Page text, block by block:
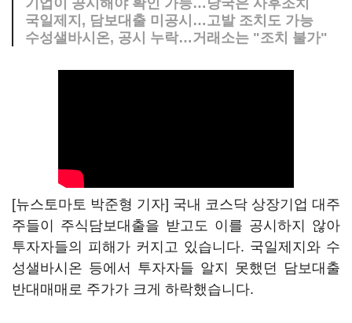
기업이 공시해야 확인 가능…당국은 사후조치
국일제지, 담보대출 미공시…고발 조치도 가능
수성샐바시온, 공시 누락…거래소는 "조치 불가"
[뉴스토마토 박준형 기자] 국내 코스닥 상장기업 대주
주들이 주식담보대출을 받고도 이를 공시하지 않아
투자자들의 피해가 커지고 있습니다. 국일제지와 수
성샐바시온 등에서 투자자들 알지 못했던 담보대출
반대매매로 주가가 크게 하락했습니다.